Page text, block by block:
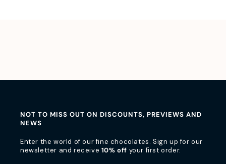
NOT TO MISS OUT ON DISCOUNTS, PREVIEWS AND
NEWS
Enter the world of our fine chocolates. Sign up for our
newsletter and receive 10% off your first order.